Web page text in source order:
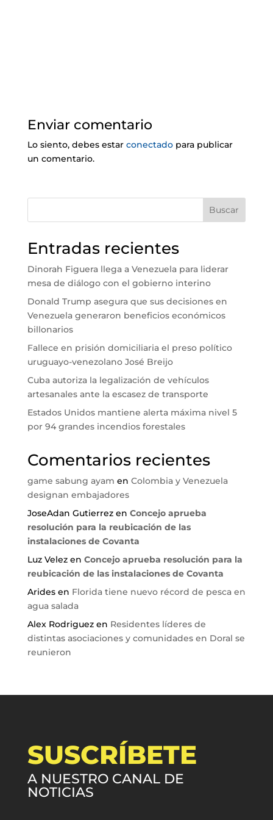
Enviar comentario
Lo siento, debes estar conectadopara publicar
un comentario.
Buscar
Entradas recientes
Dinorah Figuera llega a Venezuela para liderar
mesa de diálogo con el gobierno interino
Donald Trump asegura que sus decisiones en
Venezuela generaron beneficios económicos
billonarios
Fallece en prisión domiciliaria el preso político
uruguayo-venezolano José Breijo
Cuba autoriza la legalización de vehículos
artesanales ante la escasez de transporte
Estados Unidos mantiene alerta máxima nivel 5
por 94 grandes incendios forestales
Comentarios recientes
game sabung ayam en Colombia y Venezuela
designan embajadores
JoseAdan Gutierrezen Concejo aprueba
resolución para la reubicación de las
instalaciones de Covanta
Luz Velezen Concejo aprueba resolución para la
reubicación de las instalaciones de Covanta
Aridesen Florida tiene nuevo récord de pesca en
agua salada
Alex Rodriguezen Residentes líderes de
distintas asociaciones y comunidades en Doral se
reunieron
SUSCRÍBETE
A NUESTRO CANAL DE
NOTICIAS